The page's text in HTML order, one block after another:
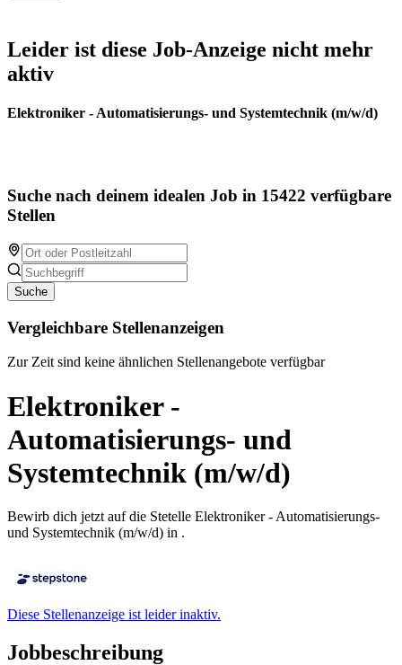
Leider ist diese Job-Anzeige nicht mehr
aktiv
Elektroniker - Automatisierungs- und Systemtechnik (m/w/d)
Suche nach deinem idealen Job in 15422 verfügbare
Stellen
Suche
Vergleichbare Stellenanzeigen
Zur Zeit sind keine ähnlichen Stellenangebote verfügbar
Elektroniker -
Automatisierungs- und
Systemtechnik (m/w/d)
Bewirb dich jetzt auf die Stetelle Elektroniker - Automatisierungs-
und Systemtechnik (m/w/d) in .
Diese Stellenanzeige ist leider inaktiv.
Jobbeschreibung